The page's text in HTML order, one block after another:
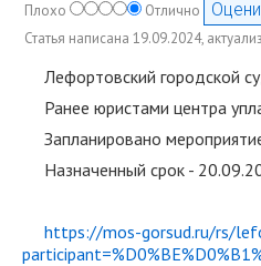
Плохо
Отлично
Статья написана 19.09.2024,
Лефортовский городской
Ранее юристами центра
Запланировано
Назначенный срок -
https://mos-gorsud.ru/rs/